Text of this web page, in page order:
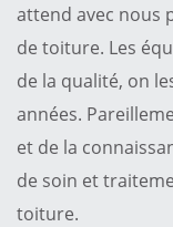
attend avec nous
de toiture. Les
de la qualité, on
années.
et de la
de soin et
toiture.